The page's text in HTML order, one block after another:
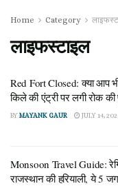
Home Category
लाइफस्टाइल
Red Fort Closed: क्या आप
किले की एंट्री पर लगी रोक की
BYMAYANK GAUR JULY 14,
Monsoon Travel Guide:
राजस्थान की हरियाली, ये 5